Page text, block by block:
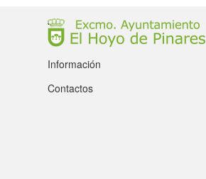
Información
Contactos